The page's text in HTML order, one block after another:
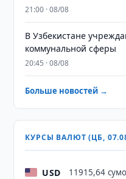
21:00 · 08/08
В Узбекистане
коммунальной сферы
20:45 · 08/08
Больше новостей →
КУРСЫ ВАЛЮТ (ЦБ,
USD 11915,64